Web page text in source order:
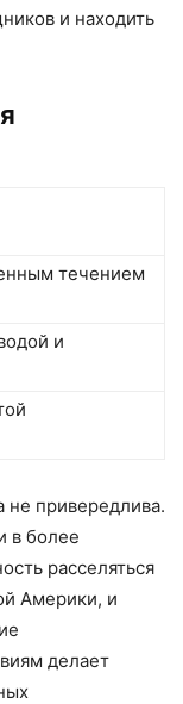
и находить
течением
и
не привередлива.
в более
расселяться
Америки, и
делает